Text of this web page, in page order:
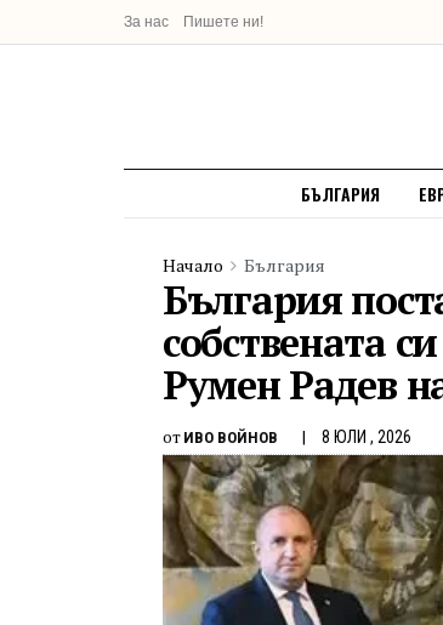
За нас Пишете ни!
БЪЛГАРИЯ
Начало България
България
собствената
Румен Радев
от ИВО ВОЙНОВ 8 ЮЛИ , 2026